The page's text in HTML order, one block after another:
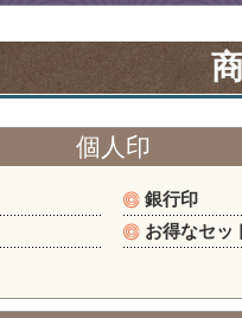
個人印
銀行印
お得なセッ